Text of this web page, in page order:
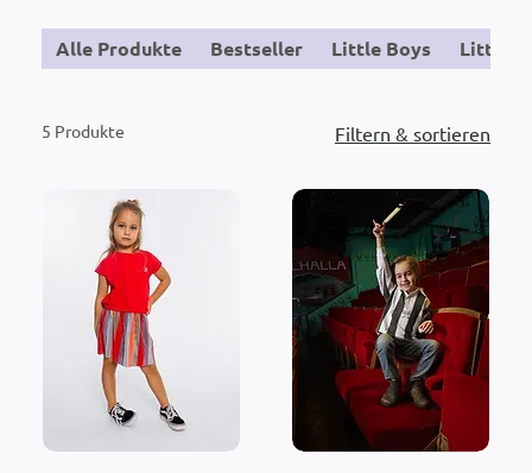
Alle Produkte Bestseller Little Boys Little
5 Produkte Filtern & sortieren